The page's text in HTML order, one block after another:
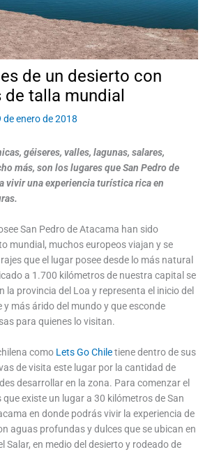
de un desierto con
talla mundial
de enero de 2018
géiseres, valles, lagunas, salares,
más, son los lugares que San Pedro de
vivir una experiencia turística rica en
San Pedro de Atacama han sido
mundial, muchos europeos viajan y se
que el lugar posee desde lo más natural
a 1.700 kilómetros de nuestra capital se
la provincia del Loa y representa el inicio del
más árido del mundo y que esconde
para quienes lo visitan.
como Lets Go Chiletiene dentro de sus
de visita este lugar por la cantidad de
desarrollar en la zona. Para comenzar el
existe un lugar a 30 kilómetros de San
en donde podrás vivir la experiencia de
aguas profundas y dulces que se ubican en
Salar, en medio del desierto y rodeado de